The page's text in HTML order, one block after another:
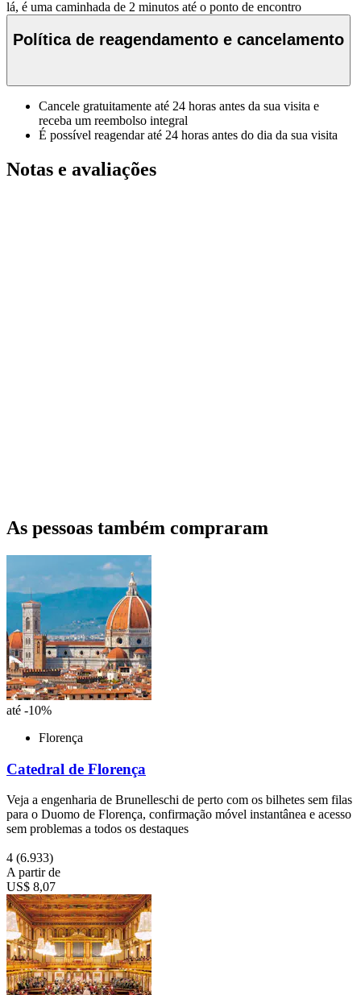
lá, é uma caminhada de 2 minutos até o ponto de encontro
Política de reagendamento e cancelamento
Cancele gratuitamente até 24 horas antes da sua visita e
receba um reembolso integral
É possível reagendar até 24 horas antes do dia da sua visita
Notas e avaliações
As pessoas também compraram
até -10%
Florença
Catedral de Florença
Veja a engenharia de Brunelleschi de perto com os bilhetes sem filas
para o Duomo de Florença, confirmação móvel instantânea e acesso
sem problemas a todos os destaques
4 (6.933)
A partir de
US$ 8,07